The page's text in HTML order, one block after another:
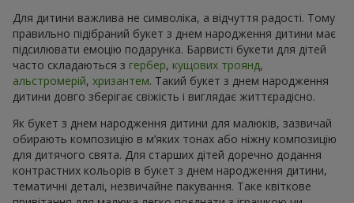
Для дитини важлива не символіка, а відчуття радості. Тому
правильно підібраний букет з днем народження дитини має
підсилювати емоцію подарунка. Барвисті букети для дітей
часто складаються з гербер, кущових троянд,
альстромерій, хризантем. Такий букет з днем народження
дитини довго зберігає свіжість і виглядає життєрадісно.
Як букет з днем народження дитини для малюків, зазвичай
обирають композицію в м’яких тонах або ніжну композицію
для дитячого свята. Для старших дітей доречно додання
контрастних кольорів в букет з днем народження дитини,
тематичні деталі, незвичайне пакування. Таке квіткове